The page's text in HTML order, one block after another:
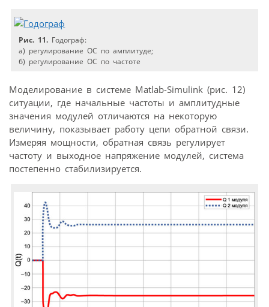
Рис. 11. Годограф:
а) регулирование ОС по амплитуде;
б) регулирование ОС по частоте
Моделирование в системе Matlab-Simulink (рис. 12)
ситуации, где начальные частоты и амплитудные
значения модулей отличаются на некоторую
величину, показывает работу цепи обратной связи.
Измеряя мощности, обратная связь регулирует
частоту и выходное напряжение модулей, система
постепенно стабилизируется.